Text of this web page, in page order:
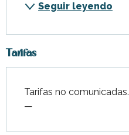
Seguir leyendo
Tarifas
Tarifas no comunicadas.
—